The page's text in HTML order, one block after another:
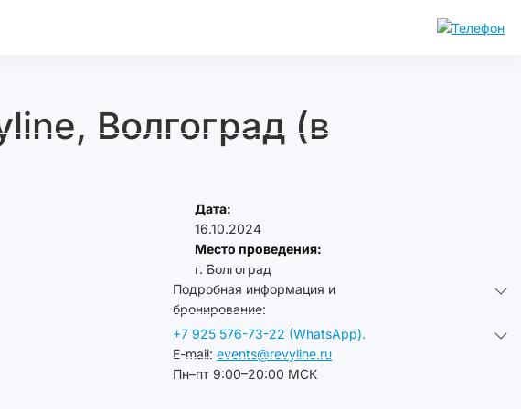
Волгоград (в
Дата:
16.10.2024
Место проведения:
г. Волгоград
Подробная информация и
бронирование:
+7 925 576-73-22 (WhatsApp).
E-mail: events@revyline.ru
Пн–пт 9:00–20:00 МСК